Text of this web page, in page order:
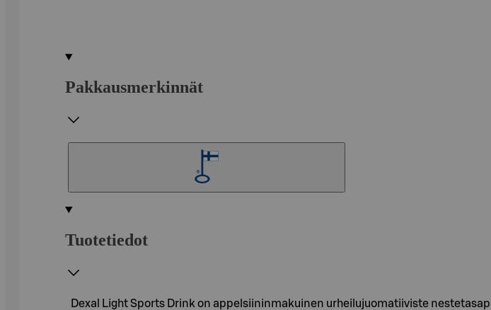
Pakkausmerkinnät
Tuotetiedot
Dexal Light Sports Drink on appelsiininmakuinen urheilujuomatiiviste